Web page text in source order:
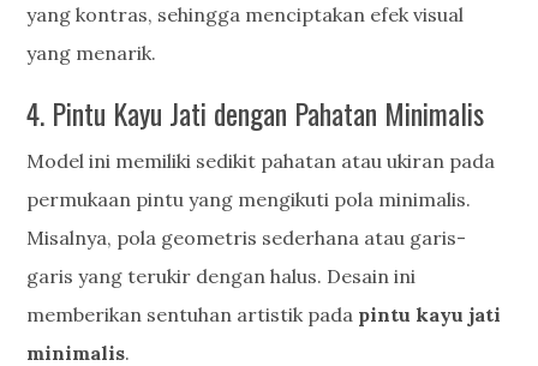
yang kontras, sehingga menciptakan efek visual
yang menarik.
4. Pintu Kayu Jati dengan Pahatan Minimalis
Model ini memiliki sedikit pahatan atau ukiran pada
permukaan pintu yang mengikuti pola minimalis.
Misalnya, pola geometris sederhana atau garis-
garis yang terukir dengan halus. Desain ini
memberikan sentuhan artistik pada pintu kayu jati
minimalis.